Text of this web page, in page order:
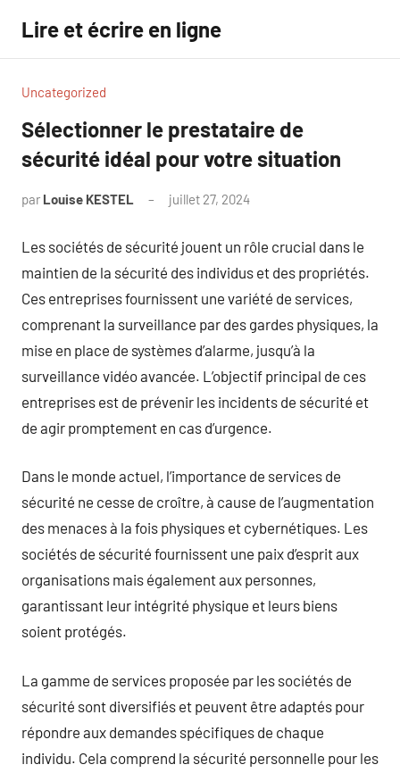
contenu
Lire et écrire en ligne
Uncategorized
Sélectionner le prestataire de
sécurité idéal pour votre situation
par Louise KESTEL juillet 27, 2024
Les sociétés de sécurité jouent un rôle crucial dans le
maintien de la sécurité des individus et des propriétés.
Ces entreprises fournissent une variété de services,
comprenant la surveillance par des gardes physiques, la
mise en place de systèmes d’alarme, jusqu’à la
surveillance vidéo avancée. L’objectif principal de ces
entreprises est de prévenir les incidents de sécurité et
de agir promptement en cas d’urgence.
Dans le monde actuel, l’importance de services de
sécurité ne cesse de croître, à cause de l’augmentation
des menaces à la fois physiques et cybernétiques. Les
sociétés de sécurité fournissent une paix d’esprit aux
organisations mais également aux personnes,
garantissant leur intégrité physique et leurs biens
soient protégés.
La gamme de services proposée par les sociétés de
sécurité sont diversifiés et peuvent être adaptés pour
répondre aux demandes spécifiques de chaque
individu. Cela comprend la sécurité personnelle pour les